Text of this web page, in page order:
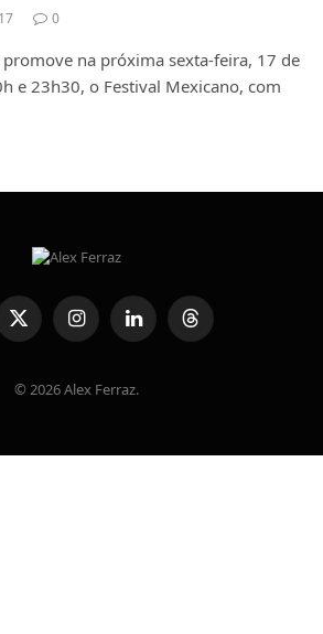
0
promove na próxima sexta-feira, 17 de
e 23h30, o Festival Mexicano, com
X
(Twitter)
InstagramLinkedInThreads
© 2026 Alex Ferraz.